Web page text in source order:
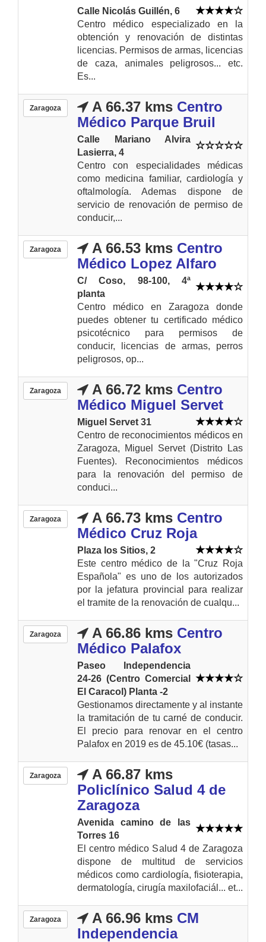
Calle Nicolás Guillén, 6
Centro médico especializado en la
obtención y renovación de distintas
licencias. Permisos de armas, licencias
de caza, animales peligrosos... etc.
Es...
Zaragoza A 66.37 kms Centro
Médico Parque Bruil
Calle Mariano Alvira
Lasierra, 4
Centro con especialidades médicas
como medicina familiar, cardiología y
oftalmología. Ademas dispone de
servicio de renovación de permiso de
conducir,...
Zaragoza A 66.53 kms Centro
Médico Lopez Alfaro
C/ Coso, 98-100, 4ª
planta
Centro médico en Zaragoza donde
puedes obtener tu certificado médico
psicotécnico para permisos de
conducir, licencias de armas, perros
peligrosos, op...
Zaragoza A 66.72 kms Centro
Médico Miguel Servet
Miguel Servet 31
Centro de reconocimientos médicos en
Zaragoza, Miguel Servet (Distrito Las
Fuentes). Reconocimientos médicos
para la renovación del permiso de
conduci...
Zaragoza A 66.73 kms Centro
Médico Cruz Roja
Plaza los Sitios, 2
Este centro médico de la "Cruz Roja
Española" es uno de los autorizados
por la jefatura provincial para realizar
el tramite de la renovación de cualqu...
Zaragoza A 66.86 kms Centro
Médico Palafox
Paseo Independencia
24-26 (Centro Comercial
El Caracol) Planta -2
Gestionamos directamente y al instante
la tramitación de tu carné de conducir.
El precio para renovar en el centro
Palafox en 2019 es de 45.10€ (tasas...
Zaragoza
A 66.87 kms
Policlínico Salud 4 de
Zaragoza
Avenida camino de las
Torres 16
El centro médico Salud 4 de Zaragoza
dispone de multitud de servicios
médicos como cardiología, fisioterapia,
dermatología, cirugía maxilofaciál... et...
Zaragoza A 66.96 kms CM
Independencia